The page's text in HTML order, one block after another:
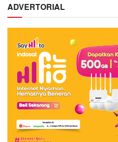
ADVERTORIAL